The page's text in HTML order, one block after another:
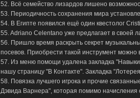
52. Всё семейство лизардов лишено
53. Периодичность сохранения мира
54. В Египте появился ещё один квестолог
55. Adriano Celentano уже предлагает в своей
56. Пришло время раскрыть секрет
посевов. Приобрести такой инструмент можно
57. Из меню помощи удалена закладка
нашу страницу "В Контакте". Закладка
58. Повязка лучшего игрока и прочие
Дэвида Варнера", которая помимо